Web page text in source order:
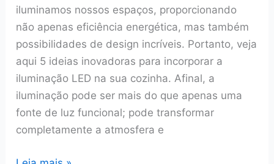
iluminamos nossos espaços, proporcionando
não apenas eficiência energética, mas também
possibilidades de design incríveis. Portanto, veja
aqui 5 ideias inovadoras para incorporar a
iluminação LED na sua cozinha. Afinal, a
iluminação pode ser mais do que apenas uma
fonte de luz funcional; pode transformar
completamente a atmosfera e